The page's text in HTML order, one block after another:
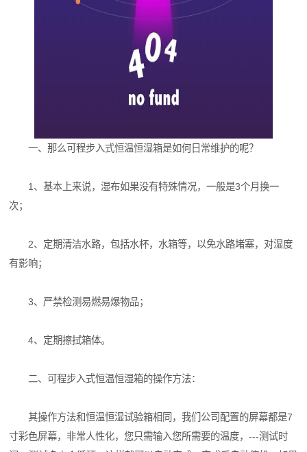
一、那么可程步入式恒温恒湿箱是如何日常维护的呢？
1、基本上来说，湿布如果没有特殊情况，一般是3个月换一
次；
2、定期清洁水路，包括水杯，水箱等，以免水路堵塞，对湿度
有影响；
3、严禁检测易燃易爆物品；
4、定期擦拭箱体。
二、可程步入式恒温恒湿箱的操作方法：
其操作方法和恒温恒湿试验箱相同，我们公司配置的屏幕都是7
寸彩色屏幕，非常人性化，您只需输入您所需要的温度，---测试时